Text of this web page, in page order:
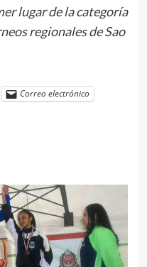
lugar de la categoría
regionales de Sao
Correo electrónico